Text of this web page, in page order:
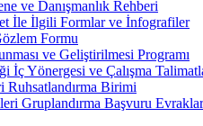
ve Danışmanlık Rehberi
İle İlgili Formlar ve İnfografiler
Formu
ve Geliştirilmesi Programı
İç Yönergesi ve Çalışma
Ruhsatlandırma Birimi
Gruplandırma Başvuru